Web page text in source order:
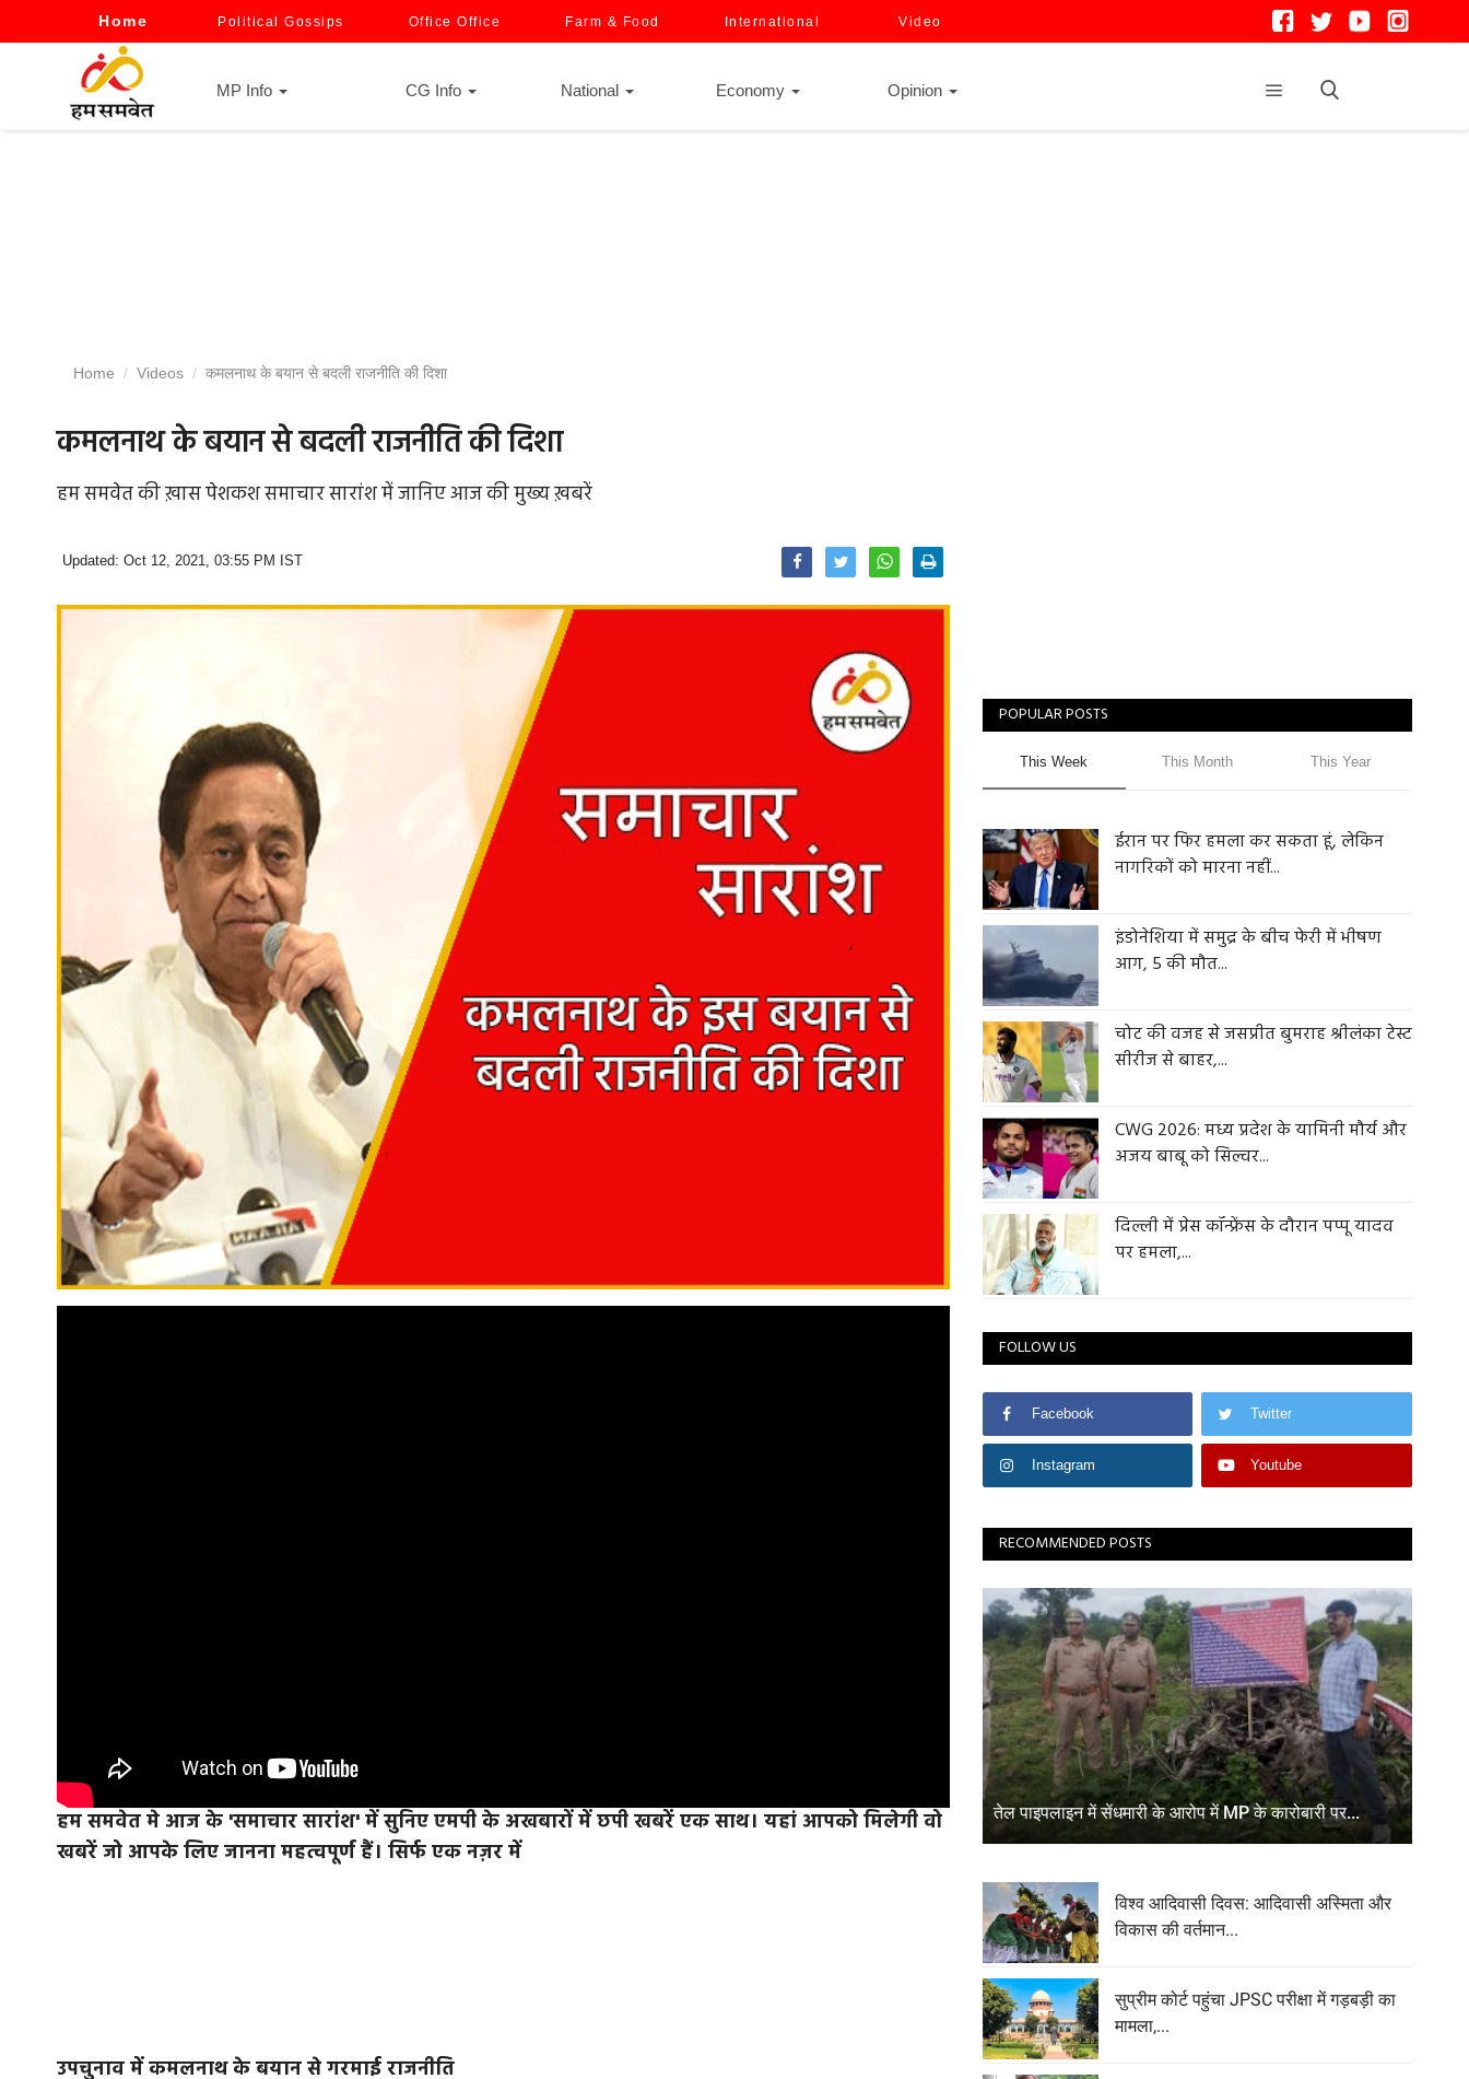
Home Political Gossips Office Office Farm & Food International Video
MP Info CG Info National Economy Opinion
Home Videos कमलनाथ के बयान से बदली राजनीति की दिशा
कमलनाथ के बयान से बदली राजनीति की दिशा
हम समवेत की ख़ास पेशकश समाचार सारांश में जानिए आज की मुख्य ख़बरें
Updated: Oct 12, 2021, 03:55 PM IST
हम समवेत मे आज के 'समाचार सारांश' में सुनिए एमपी के अखबारों में छपी खबरें एक साथ। यहां आपको मिलेगी वो
खबरें जो आपके लिए जानना महत्वपूर्ण हैं। सिर्फ एक नज़र में
उपचुनाव में कमलनाथ के बयान से गरमाई राजनीति
POPULAR POSTS
This Week This Month This Year
ईरान पर फिर हमला कर सकता हूं, लेकिन
नागरिकों को मारना नहीं...
इंडोनेशिया में समुद्र के बीच फेरी में भीषण
आग, 5 की मौत...
चोट की वजह से जसप्रीत बुमराह श्रीलंका टेस्ट
सीरीज से बाहर,...
CWG 2026: मध्य प्रदेश के यामिनी मौर्य और
अजय बाबू को सिल्वर...
दिल्ली में प्रेस कॉन्फ्रेंस के दौरान पप्पू यादव
पर हमला,...
FOLLOW US
Facebook Twitter
Instagram Youtube
RECOMMENDED POSTS
तेल पाइपलाइन में सेंधमारी के आरोप में MP के कारोबारी पर...
विश्व आदिवासी दिवस: आदिवासी अस्मिता और
विकास की वर्तमान...
सुप्रीम कोर्ट पहुंचा JPSC परीक्षा में गड़बड़ी का
मामला,...